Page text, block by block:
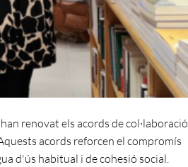
renovat els acords de col·laboració
acords reforcen el compromís
d'ús habitual i de cohesió social.